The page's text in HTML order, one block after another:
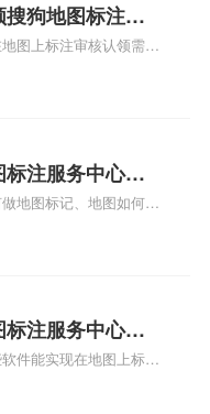
存在。对于一些客户来
狗地图标注多
址认领地图标
图上标注审核认领需要
注审核认领需要多久
注服务中心如
地图位置标
图标注服务中
地图标记、地图如何做
何做标记、360e启花贷
情可查看下方正文！
注服务中心地
？门指路人地
苹果地图位置
件能实现在地图上标记
务中心位置、门指路人